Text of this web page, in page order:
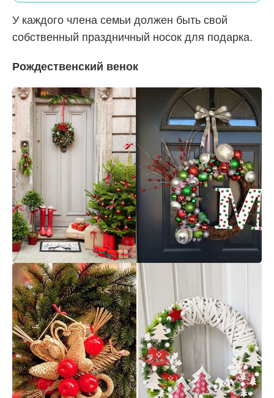
У каждого члена семьи должен быть свой
собственный праздничный носок для подарка.
Рождественский венок